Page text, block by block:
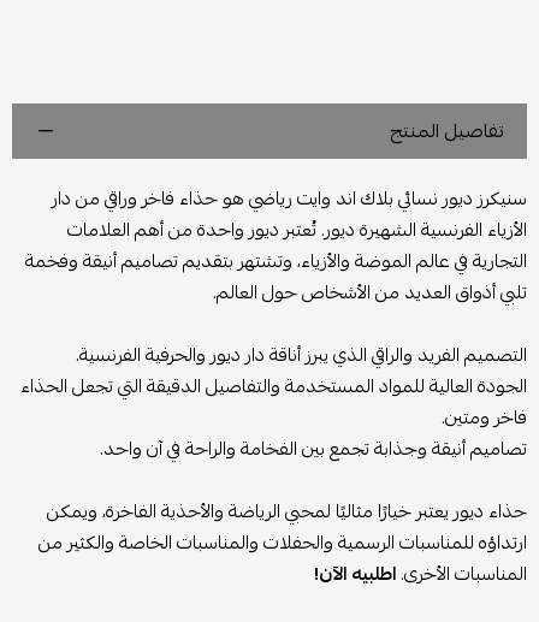
تفاصيل المنتج
سنيكرز ديور نسائي بلاك اند وايت رياضي هو حذاء فاخر وراقي من دار
الأزياء الفرنسية الشهيرة ديور. تُعتبر ديور واحدة من أهم العلامات
التجارية في عالم الموضة والأزياء، وتشتهر بتقديم تصاميم أنيقة وفخمة
تلبي أذواق العديد من الأشخاص حول العالم.
التصميم الفريد والراقي الذي يبرز أناقة دار ديور والحرفية الفرنسية.
الجودة العالية للمواد المستخدمة والتفاصيل الدقيقة التي تجعل الحذاء
فاخر ومتين.
تصاميم أنيقة وجذابة تجمع بين الفخامة والراحة في آن واحد.
حذاء ديور يعتبر خيارًا مثاليًا لمحبي الرياضة والأحذية الفاخرة، ويمكن
ارتداؤه للمناسبات الرسمية والحفلات والمناسبات الخاصة والكثير من
المناسبات الأخرى.اطلبيه الآن!